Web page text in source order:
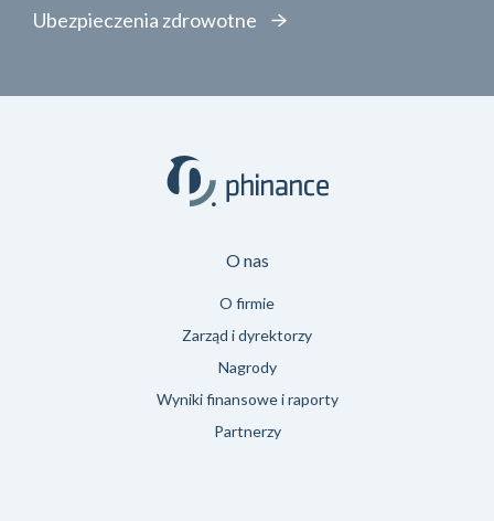
Ubezpieczenia zdrowotne
O nas
O firmie
Zarząd i dyrektorzy
Nagrody
Wyniki finansowe i raporty
Partnerzy